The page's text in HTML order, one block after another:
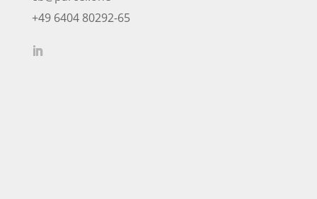
+49 6404 80292-65